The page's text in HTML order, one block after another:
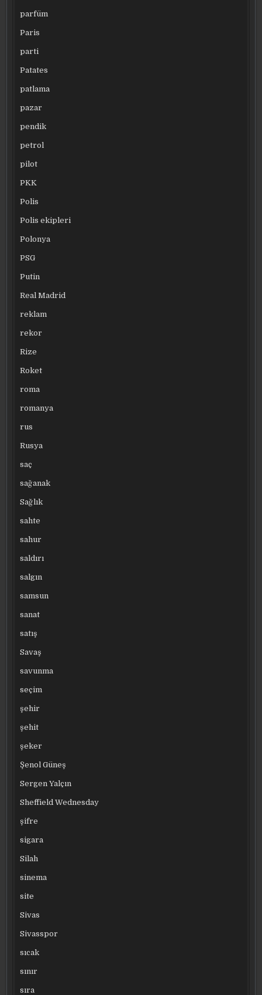
parfüm
Paris
parti
Patates
patlama
pazar
pendik
petrol
pilot
PKK
Polis
Polis ekipleri
Polonya
PSG
Putin
Real Madrid
reklam
rekor
Rize
Roket
roma
romanya
rus
Rusya
saç
sağanak
Sağlık
sahte
sahur
saldırı
salgın
samsun
sanat
satış
Savaş
savunma
seçim
şehir
şehit
şeker
Şenol Güneş
Sergen Yalçın
Sheffield Wednesday
şifre
sigara
Silah
sinema
site
Sivas
Sivasspor
sıcak
sınır
sıra